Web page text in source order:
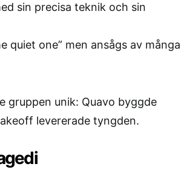
sin precisa teknik och sin
quiet one” men ansågs av många
gruppen unik: Quavo byggde
levererade tyngden.